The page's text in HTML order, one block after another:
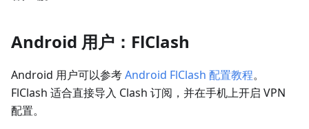
Android 用户：FlClash
Android 用户可以参考Android FlClash 配置教程。
FlClash 适合直接导入 Clash 订阅，并在手机上开启 VPN
配置。